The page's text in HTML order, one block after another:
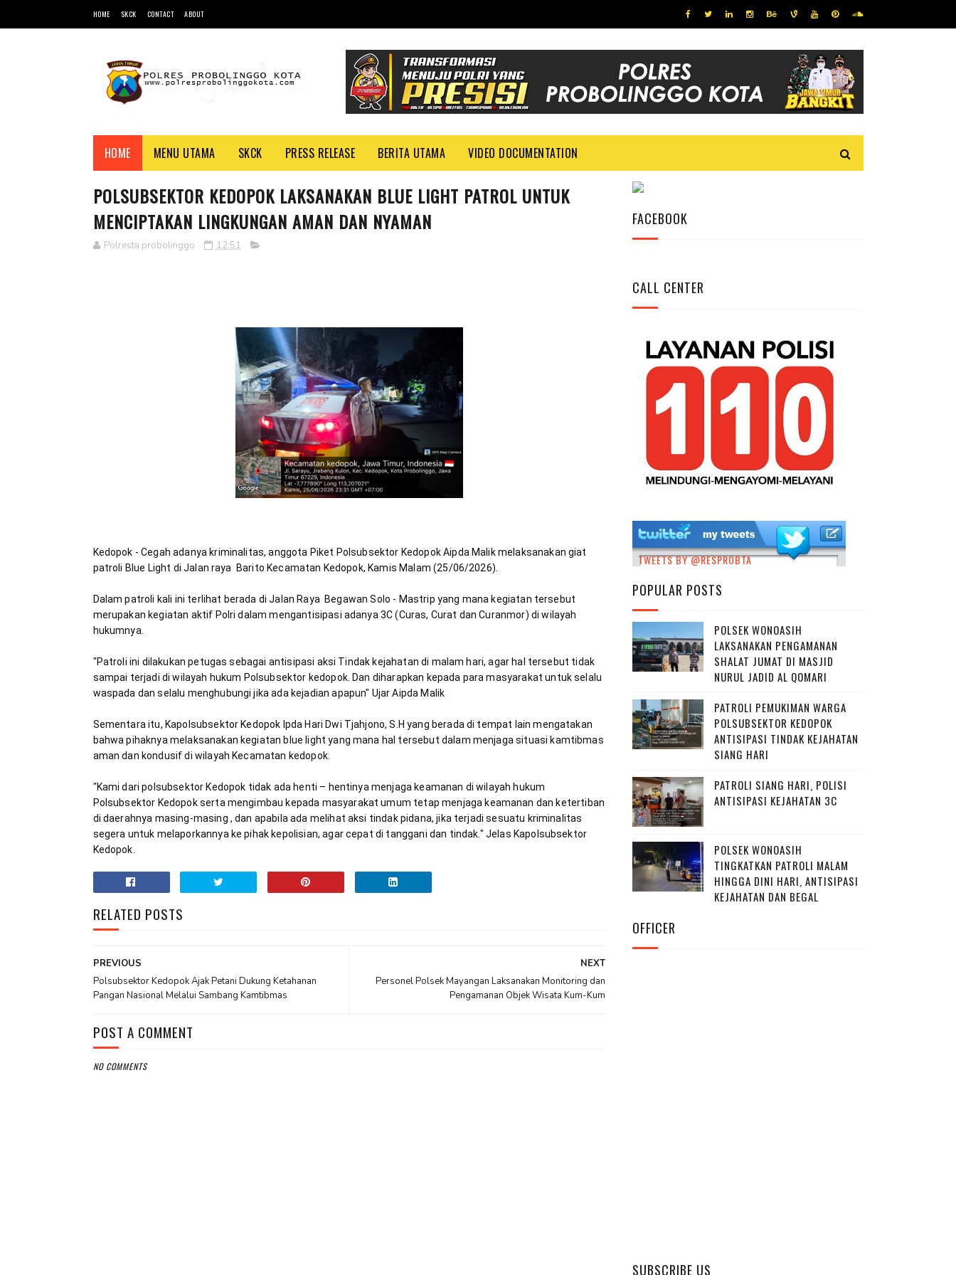
HOME SKCK CONTACT ABOUT
HOME MENU UTAMA SKCK PRESS RELEASE BERITA UTAMA VIDEO DOCUMENTATION
POLSUBSEKTOR KEDOPOK LAKSANAKAN BLUE LIGHT PATROL UNTUK
MENCIPTAKAN LINGKUNGAN AMAN DAN NYAMAN
Polresta probolinggo 12:51
Kedopok - Cegah adanya kriminalitas, anggota Piket Polsubsektor Kedopok Aipda Malik melaksanakan giat
Dalam patroli kali ini terlihat berada di Jalan Raya  Begawan Solo - Mastrip yang mana kegiatan tersebut
merupakan kegiatan aktif Polri dalam mengantisipasi adanya 3C (Curas, Curat dan Curanmor) di wilayah
"Patroli ini dilakukan petugas sebagai antisipasi aksi Tindak kejahatan di malam hari, agar hal tersebut tidak
sampai terjadi di wilayah hukum Polsubsektor kedopok. Dan diharapkan kepada para masyarakat untuk selalu
Sementara itu, Kapolsubsektor Kedopok Ipda Hari Dwi Tjahjono, S.H yang berada di tempat lain mengatakan
bahwa pihaknya melaksanakan kegiatan blue light yang mana hal tersebut dalam menjaga situasi kamtibmas
"Kami dari polsubsektor Kedopok tidak ada henti – hentinya menjaga keamanan di wilayah hukum
Polsubsektor Kedopok serta mengimbau kepada masyarakat umum tetap menjaga keamanan dan ketertiban
di daerahnya masing-masing , dan apabila ada melihat aksi tindak pidana, jika terjadi sesuatu kriminalitas
segera untuk melaporkannya ke pihak kepolisian, agar cepat di tanggani dan tindak." Jelas Kapolsubsektor
Kedopok.
RELATED POSTS
NEXT
Personel Polsek Mayangan Laksanakan Monitoring dan
Pengamanan Objek Wisata Kum-Kum
PREVIOUS
Polsubsektor Kedopok Ajak Petani Dukung Ketahanan
Pangan Nasional Melalui Sambang Kamtibmas
POST A COMMENT
NO COMMENTS
FACEBOOK
CALL CENTER
TWEETS BY @RESPROBTA
POPULAR POSTS
POLSEK WONOASIH
LAKSANAKAN PENGAMANAN
SHALAT JUMAT DI MASJID
NURUL JADID AL QOMARI
PATROLI PEMUKIMAN WARGA
POLSUBSEKTOR KEDOPOK
ANTISIPASI TINDAK KEJAHATAN
SIANG HARI
PATROLI SIANG HARI, POLISI
ANTISIPASI KEJAHATAN 3C
POLSEK WONOASIH
TINGKATKAN PATROLI MALAM
HINGGA DINI HARI, ANTISIPASI
KEJAHATAN DAN BEGAL
OFFICER
SUBSCRIBE US